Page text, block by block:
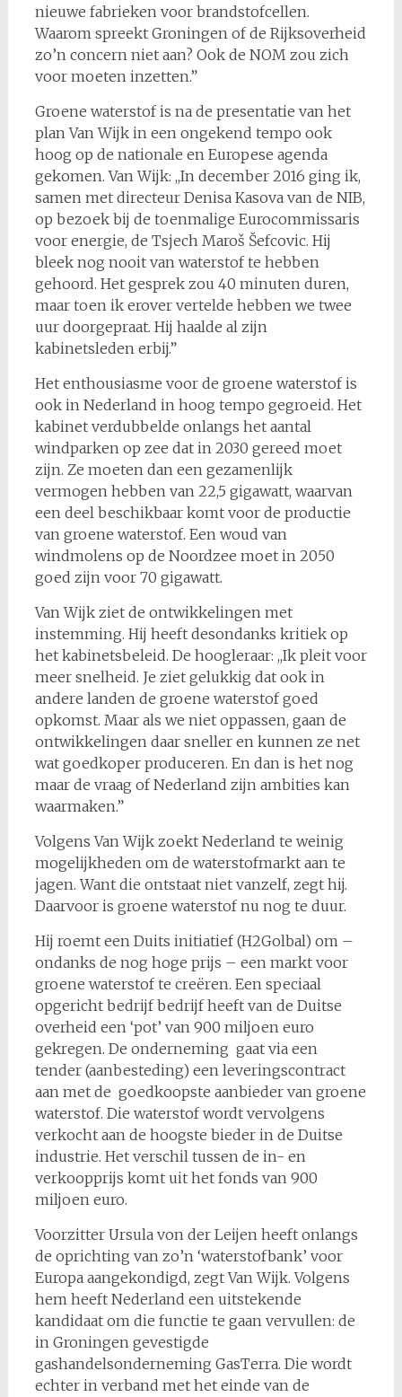
nieuwe fabrieken voor brandstofcellen.
Waarom spreekt Groningen of de Rijksoverheid
zo’n concern niet aan? Ook de NOM zou zich
voor moeten inzetten.”
Groene waterstof is na de presentatie van het
plan Van Wijk in een ongekend tempo ook
hoog op de nationale en Europese agenda
gekomen. Van Wijk: ,,In december 2016 ging ik,
samen met directeur Denisa Kasova van de NIB,
op bezoek bij de toenmalige Eurocommissaris
voor energie, de Tsjech Maroš Šefcovic. Hij
bleek nog nooit van waterstof te hebben
gehoord. Het gesprek zou 40 minuten duren,
maar toen ik erover vertelde hebben we twee
uur doorgepraat. Hij haalde al zijn
kabinetsleden erbij.”
Het enthousiasme voor de groene waterstof is
ook in Nederland in hoog tempo gegroeid. Het
kabinet verdubbelde onlangs het aantal
windparken op zee dat in 2030 gereed moet
zijn. Ze moeten dan een gezamenlijk
vermogen hebben van 22,5 gigawatt, waarvan
een deel beschikbaar komt voor de productie
van groene waterstof. Een woud van
windmolens op de Noordzee moet in 2050
goed zijn voor 70 gigawatt.
Van Wijk ziet de ontwikkelingen met
instemming. Hij heeft desondanks kritiek op
het kabinetsbeleid. De hoogleraar: ,,Ik pleit voor
meer snelheid. Je ziet gelukkig dat ook in
andere landen de groene waterstof goed
opkomst. Maar als we niet oppassen, gaan de
ontwikkelingen daar sneller en kunnen ze net
wat goedkoper produceren. En dan is het nog
maar de vraag of Nederland zijn ambities kan
waarmaken.”
Volgens Van Wijk zoekt Nederland te weinig
mogelijkheden om de waterstofmarkt aan te
jagen. Want die ontstaat niet vanzelf, zegt hij.
Daarvoor is groene waterstof nu nog te duur.
Hij roemt een Duits initiatief (H2Golbal) om –
ondanks de nog hoge prijs – een markt voor
groene waterstof te creëren. Een speciaal
opgericht bedrijf bedrijf heeft van de Duitse
overheid een ‘pot’ van 900 miljoen euro
gekregen. De onderneming gaat via een
tender (aanbesteding) een leveringscontract
aan met de goedkoopste aanbieder van groene
waterstof. Die waterstof wordt vervolgens
verkocht aan de hoogste bieder in de Duitse
industrie. Het verschil tussen de in- en
verkoopprijs komt uit het fonds van 900
miljoen euro.
Voorzitter Ursula von der Leijen heeft onlangs
de oprichting van zo’n ‘waterstofbank’ voor
Europa aangekondigd, zegt Van Wijk. Volgens
hem heeft Nederland een uitstekende
kandidaat om die functie te gaan vervullen: de
in Groningen gevestigde
gashandelsonderneming GasTerra. Die wordt
echter in verband met het einde van de